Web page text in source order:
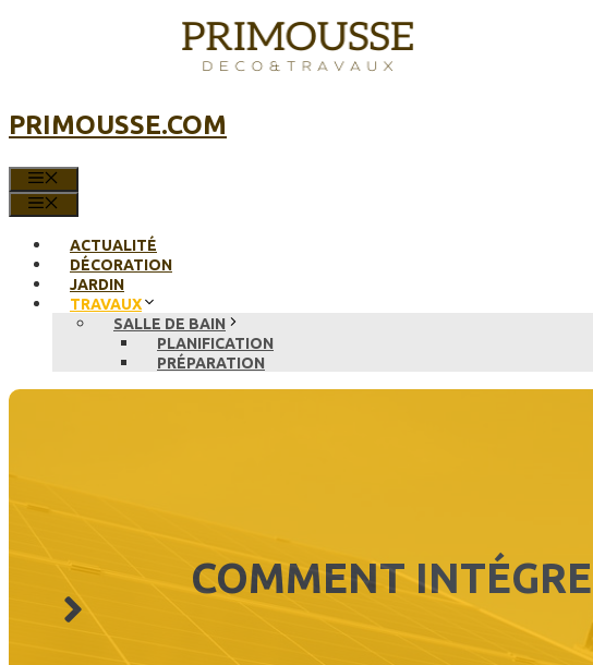
PRIMOUSSE.COM
ACTUALITÉ
DÉCORATION
JARDIN
TRAVAUX
SALLE DE BAIN
PLANIFICATION
PRÉPARATION
COMMENT